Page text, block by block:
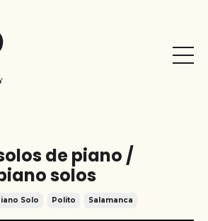
de piano /
solos
Solo Polito Salamanca